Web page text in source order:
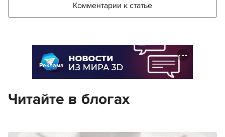
Комментарии к статье
Реклама
Читайте в блогах